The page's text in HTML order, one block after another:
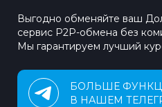
Выгодно обменяйте ваш
сервис P2P-обмена без
Мы гарантируем лучший
БОЛЬШЕ
В НАШЕМ